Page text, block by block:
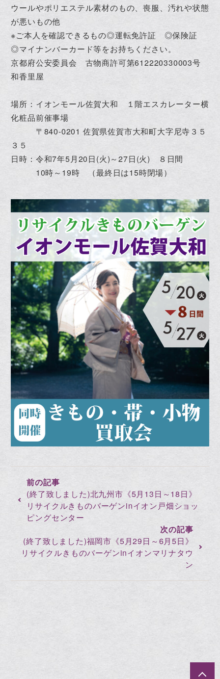
ウールやポリエステル素材のもの、喪服、汚れや状態
が悪いもの他
※ご本人を確認できるもの◎運転免許証 ◎保険証
◎マイナンバーカード等をお持ちください。
京都府公安委員会 古物商許可第612220330003号
和香里屋
場所：イオンモール佐賀大和 １階エスカレーター横
化粧品前催事場
〒840-0201 佐賀県佐賀市大和町大字尼寺３５
３５
日時：令和7年5月20日(火)～27日(火) ８日間
10時～19時 （最終日は15時閉場）
(終了致しました)北九州市《5月13日～18日》
リサイクルきものバーゲンinイオン戸畑ショッ
ピングセンター
(終了致しました)福岡市《5月29日～6月5日》
リサイクルきものバーゲンinイオンマリナタウ
ン